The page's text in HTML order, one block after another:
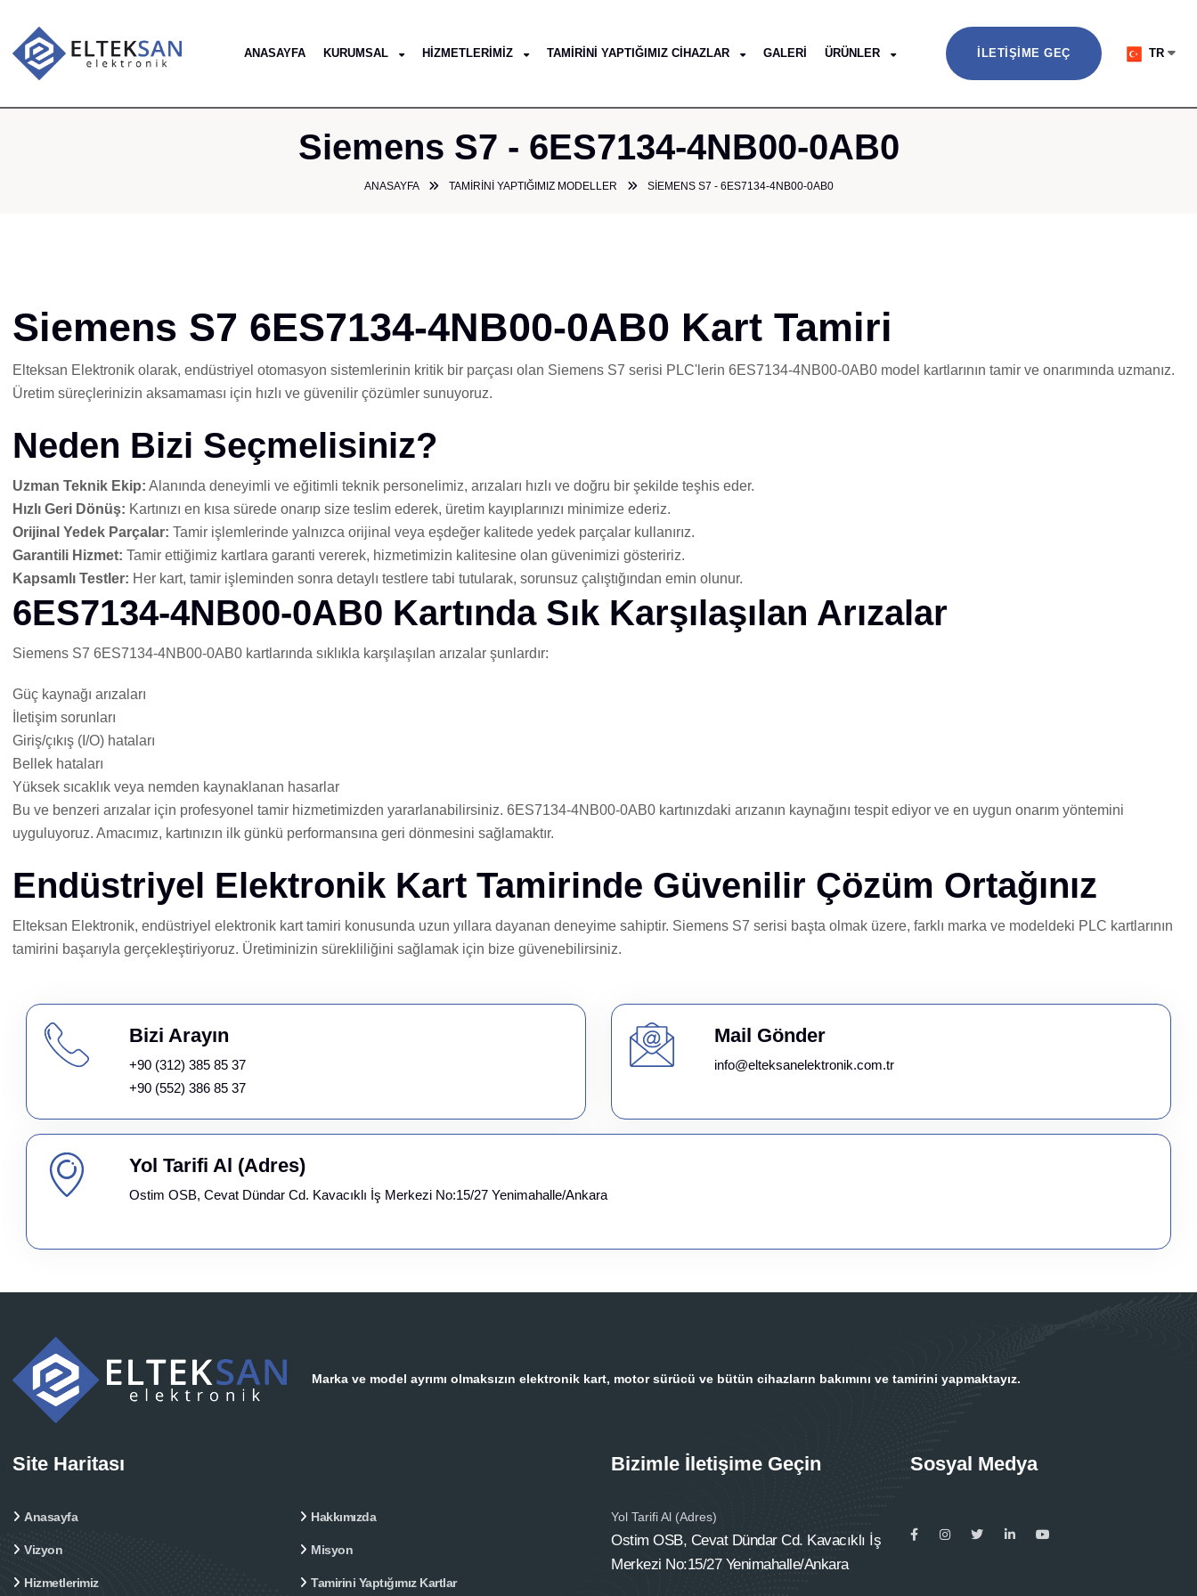
ANASAYFA KURUMSAL HIZMETLERIMIZ TAMIRINI YAPTIĞIMIZ CIHAZLAR GALERI ÜRÜNLER İLETIŞIME GEÇ TR
Siemens S7 - 6ES7134-4NB00-0AB0
ANASAYFA TAMIRINI YAPTIĞIMIZ MODELLER SIEMENS S7 - 6ES7134-4NB00-0AB0
Siemens S7 6ES7134-4NB00-0AB0 Kart Tamiri
Elteksan Elektronik olarak, endüstriyel otomasyon sistemlerinin kritik bir parçası olan Siemens S7 serisi PLC'lerin 6ES7134-4NB00-0AB0 model kartlarının tamir ve onarımında uzmanız.
Üretim süreçlerinizin aksamaması için hızlı ve güvenilir çözümler sunuyoruz.
Neden Bizi Seçmelisiniz?
Uzman Teknik Ekip: Alanında deneyimli ve eğitimli teknik personelimiz, arızaları hızlı ve doğru bir şekilde teşhis eder.
Hızlı Geri Dönüş: Kartınızı en kısa sürede onarıp size teslim ederek, üretim kayıplarınızı minimize ederiz.
Orijinal Yedek Parçalar: Tamir işlemlerinde yalnızca orijinal veya eşdeğer kalitede yedek parçalar kullanırız.
Garantili Hizmet: Tamir ettiğimiz kartlara garanti vererek, hizmetimizin kalitesine olan güvenimizi gösteririz.
Kapsamlı Testler: Her kart, tamir işleminden sonra detaylı testlere tabi tutularak, sorunsuz çalıştığından emin olunur.
6ES7134-4NB00-0AB0 Kartında Sık Karşılaşılan Arızalar
Siemens S7 6ES7134-4NB00-0AB0 kartlarında sıklıkla karşılaşılan arızalar şunlardır:
Güç kaynağı arızaları
İletişim sorunları
Giriş/çıkış (I/O) hataları
Bellek hataları
Yüksek sıcaklık veya nemden kaynaklanan hasarlar
Bu ve benzeri arızalar için profesyonel tamir hizmetimizden yararlanabilirsiniz. 6ES7134-4NB00-0AB0 kartınızdaki arızanın kaynağını tespit ediyor ve en uygun onarım yöntemini
uyguluyoruz. Amacımız, kartınızın ilk günkü performansına geri dönmesini sağlamaktır.
Endüstriyel Elektronik Kart Tamirinde Güvenilir Çözüm Ortağınız
Elteksan Elektronik, endüstriyel elektronik kart tamiri konusunda uzun yıllara dayanan deneyime sahiptir. Siemens S7 serisi başta olmak üzere, farklı marka ve modeldeki PLC kartlarının
tamirini başarıyla gerçekleştiriyoruz. Üretiminizin sürekliliğini sağlamak için bize güvenebilirsiniz.
Bizi Arayın
+90 (312) 385 85 37
+90 (552) 386 85 37
Mail Gönder
info@elteksanelektronik.com.tr
Yol Tarifi Al (Adres)
Ostim OSB, Cevat Dündar Cd. Kavacıklı İş Merkezi No:15/27 Yenimahalle/Ankara
Marka ve model ayrımı olmaksızın elektronik kart, motor sürücü ve bütün cihazların bakımını ve tamirini yapmaktayız.
Site Haritası
Anasayfa Hakkımızda
Vizyon Misyon
Hizmetlerimiz Tamirini Yaptığımız Kartlar
Bizimle İletişime Geçin
Yol Tarifi Al (Adres)
Ostim OSB, Cevat Dündar Cd. Kavacıklı İş
Merkezi No:15/27 Yenimahalle/Ankara
Sosyal Medya